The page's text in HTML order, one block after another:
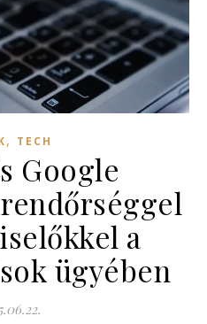
, TECH
Google
a
ügyében